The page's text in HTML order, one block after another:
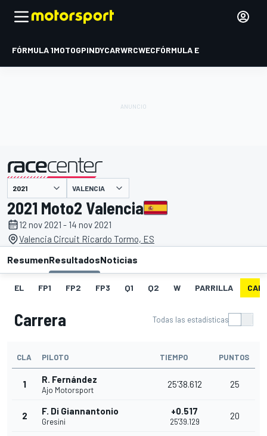
FÓRMULA 1MOTOGPINDYCARWRCWECFÓRMULA E
presentado por VALENCIA
2021 Moto2 Valencia
12 nov 2021 - 14 nov 2021
Valencia Circuit Ricardo Tormo, ES
ResumenResultadosNoticias
EL FP1 FP2 FP3 Q1 Q2 W PARRILLA
Carrera Todas las estadísticas
CLA PILOTO TIEMPO PUNTOS
1 R. Fernández
Ajo Motorsport
25'38.612 25
2 F. Di Giannantonio
Gresini
+0.517
25'39.129
20